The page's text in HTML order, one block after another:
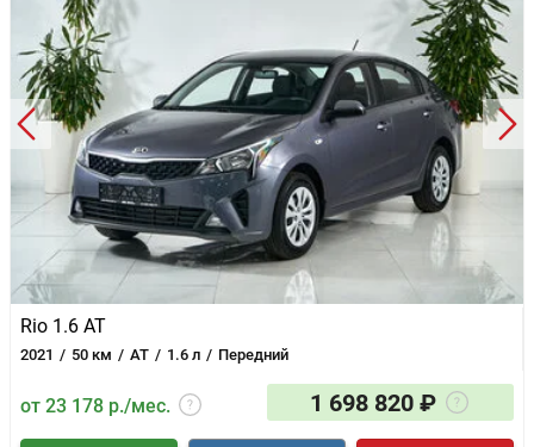
Поддержка Android Auto и Apple Car Play
Рулевая колонка с регулировкой по высоте
Rio 1.6 AT
2021 50 км AT 1.6 л Передний
от 23 178 р./мес. 1 698 820 ₽